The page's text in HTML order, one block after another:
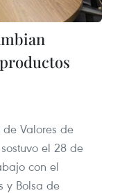
Valores de
el 28 de
con el
y Bolsa de